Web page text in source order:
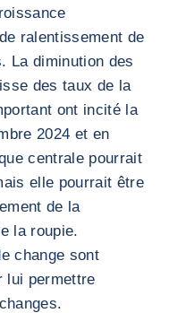
ralentissement de
La diminution des
des taux de la
ont incité la
2024 et en
centrale pourrait
elle pourrait être
de la
la roupie.
change sont
lui permettre